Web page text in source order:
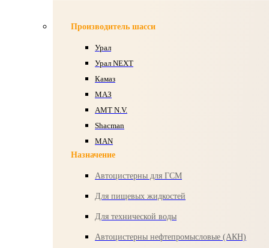
Производитель шасси
Урал
Урал NEXT
Камаз
МАЗ
AMT N.V.
Shacman
MAN
Назначение
Автоцистерны для ГСМ
Для пищевых жидкостей
Для технической воды
Автоцистерны нефтепромысловые (АКН)